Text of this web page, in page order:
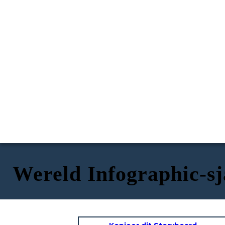
Wereld Infographic-